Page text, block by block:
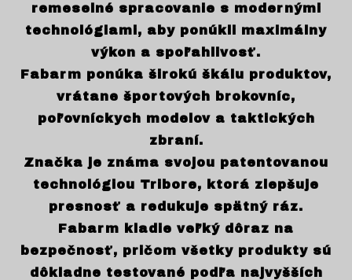
remeselné spracovanie s modernými
technológiami, aby ponúkli maximálny
výkon a spoľahlivosť.
Fabarm ponúka širokú škálu produktov,
vrátane športových brokovníc,
poľovníckych modelov a taktických
zbraní.
Značka je známa svojou patentovanou
technológiou Tribore, ktorá zlepšuje
presnosť a redukuje spätný ráz.
Fabarm kladie veľký dôraz na
bezpečnosť, pričom všetky produkty sú
dôkladne testované podľa najvyšších